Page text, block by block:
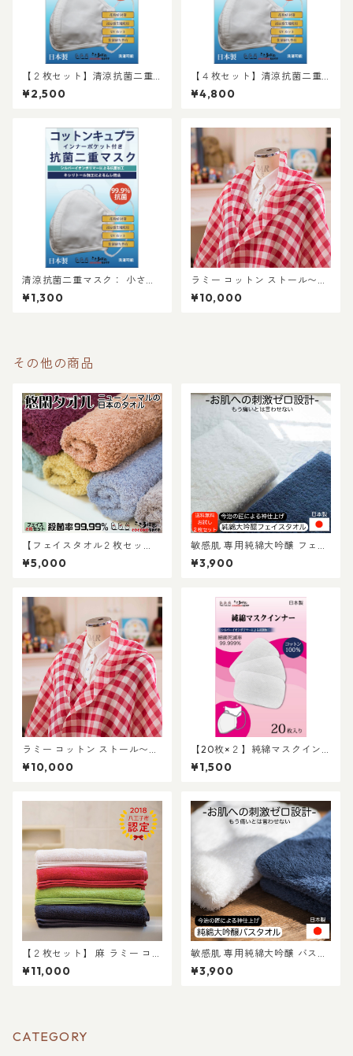
【２枚セット】清涼抗菌二重
マスク： 小さめ 洗えます。 シ
ルバーイオンポリマー加工＋
プラ素材使用
¥2,500
【４枚セット】清涼抗菌二重
マスク： 小さめ 洗えます。 シ
ルバーイオンポリマー加工＋
プラ素材使用
¥4,800
清涼抗菌二重マスク： 小さめ
洗えます。 シルバーイオンポ
リマー加工＋キシリトール加
¥1,300
ラミー コットン ストール〜暑
い季節に最適！冷房除けにも
大活躍 麻 日本製 八王子 織物
¥10,000
その他の商品
【フェイスタオル２枚セッ
ト】悠閑タオル〜ニューノー
マルのスタンダード：柿渋染
¥5,000
敏感肌 専用純綿大吟醸 フェイ
スタオルお試し２枚セット
（送料無料）～80gの超軽量
治タオル 日本製
¥3,900
ラミー コットン ストール〜暑
い季節に最適！冷房除けにも
大活躍 麻 日本製 八王子 織物
¥10,000
【20枚×２】純綿マスクイン
ナー コットン100%の肌触り
の良い不織布 花粉の季節に
菌してくれます
¥1,500
【２枚セット】 麻 ラミー コッ
トン バスタオル：異次元の吸
水性！天然素材100%。小山薫
¥11,000
敏感肌 専用純綿大吟醸 バスタ
オル～アトピー性皮膚炎 もう
痛いとは言わせない 極上の 肌
¥3,900
CATEGORY